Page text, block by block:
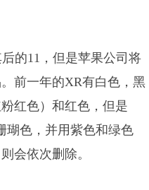
的11，但是苹果公​​司将
前一年的XR有白色，黑
红色）和红色，但是
瑚色，并用紫色和绿色
会依次删除。